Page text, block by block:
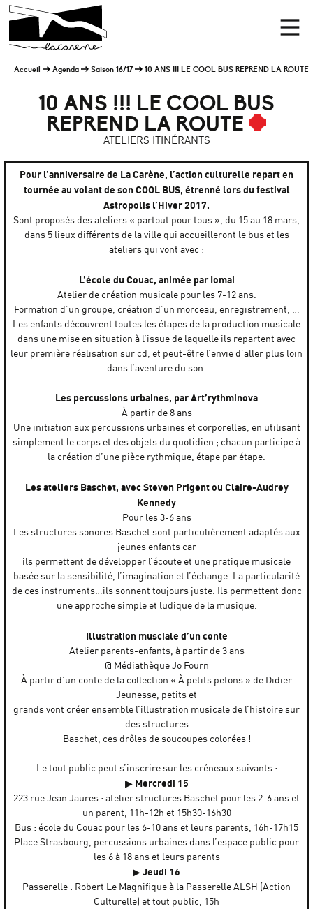
Panneau de gestion des cookies
Accueil
Menu
Accueil Agenda Saison 16/17 10 ANS !!! LE COOL BUS REPREND LA ROUTE
10 ANS !!! LE COOL BUS
REPREND LA ROUTE
ATELIERS ITINÉRANTS
Pour l’anniversaire de La Carène, l’action culturelle repart en
tournée au volant de son COOL BUS, étrenné lors du festival
Astropolis l’Hiver 2017.
Sont proposés des ateliers « partout pour tous », du 15 au 18 mars,
dans 5 lieux différents de la ville qui accueilleront le bus et les
ateliers qui vont avec :
L’école du Couac, animée par Iomai
Atelier de création musicale pour les 7-12 ans.
Formation d’un groupe, création d’un morceau, enregistrement, …
Les enfants découvrent toutes les étapes de la production musicale
dans une mise en situation à l’issue de laquelle ils repartent avec
leur première réalisation sur cd, et peut-être l’envie d’aller plus loin
dans l’aventure du son.
Les percussions urbaines, par Art’rythminova
À partir de 8 ans
Une initiation aux percussions urbaines et corporelles, en utilisant
simplement le corps et des objets du quotidien ; chacun participe à
la création d’une pièce rythmique, étape par étape.
Les ateliers Baschet, avec Steven Prigent ou Claire-Audrey
Kennedy
Pour les 3-6 ans
Les structures sonores Baschet sont particulièrement adaptés aux
jeunes enfants car
ils permettent de développer l’écoute et une pratique musicale
basée sur la sensibilité, l’imagination et l’échange. La particularité
de ces instruments…ils sonnent toujours juste. Ils permettent donc
une approche simple et ludique de la musique.
Illustration musciale d’un conte
Atelier parents-enfants, à partir de 3 ans
@ Médiathèque Jo Fourn
À partir d’un conte de la collection « À petits petons » de Didier
Jeunesse, petits et
grands vont créer ensemble l’illustration musicale de l’histoire sur
des structures
Baschet, ces drôles de soucoupes colorées !
Le tout public peut s’inscrire sur les créneaux suivants :
▶ Mercredi 15
223 rue Jean Jaures : atelier structures Baschet pour les 2-6 ans et
un parent, 11h-12h et 15h30-16h30
Bus : école du Couac pour les 6-10 ans et leurs parents, 16h-17h15
Place Strasbourg, percussions urbaines dans l’espace public pour
les 6 à 18 ans et leurs parents
▶Jeudi 16
Passerelle : Robert Le Magnifique à la Passerelle ALSH (Action
Culturelle) et tout public, 15h